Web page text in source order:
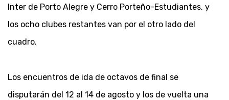
Inter de Porto Alegre y Cerro Porteño-Estudiantes, y
los ocho clubes restantes van por el otro lado del
cuadro.
Los encuentros de ida de octavos de final se
disputarán del 12 al 14 de agosto y los de vuelta una